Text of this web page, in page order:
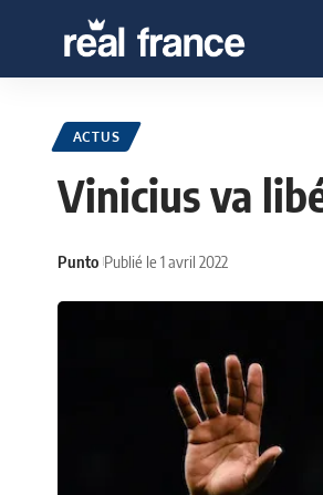
ACTUS
Vinicius va
Punto Publié le 1 avril 2022